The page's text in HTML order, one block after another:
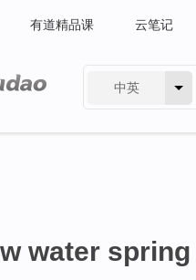
有道精品课 云笔记
中英
water